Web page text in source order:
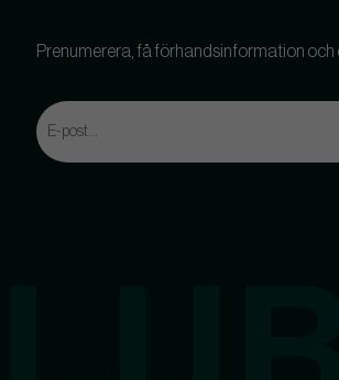
Prenumerera, få förhandsinformation och